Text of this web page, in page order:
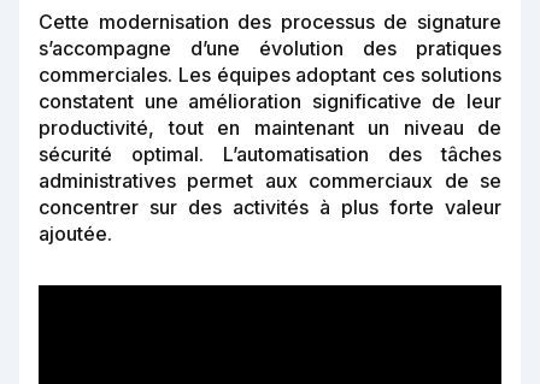
Cette modernisation des processus de signature
s’accompagne d’une évolution des pratiques
commerciales. Les équipes adoptant ces solutions
constatent une amélioration significative de leur
productivité, tout en maintenant un niveau de
sécurité optimal. L’automatisation des tâches
administratives permet aux commerciaux de se
concentrer sur des activités à plus forte valeur
ajoutée.